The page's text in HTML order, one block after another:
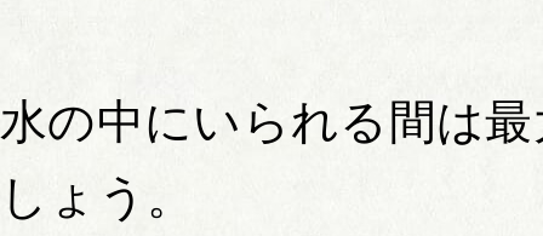
水の中にいられる間は
しょう。